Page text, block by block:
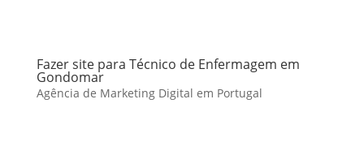
Fazer site para Técnico de Enfermagem em
Gondomar
Agência de Marketing Digital em Portugal